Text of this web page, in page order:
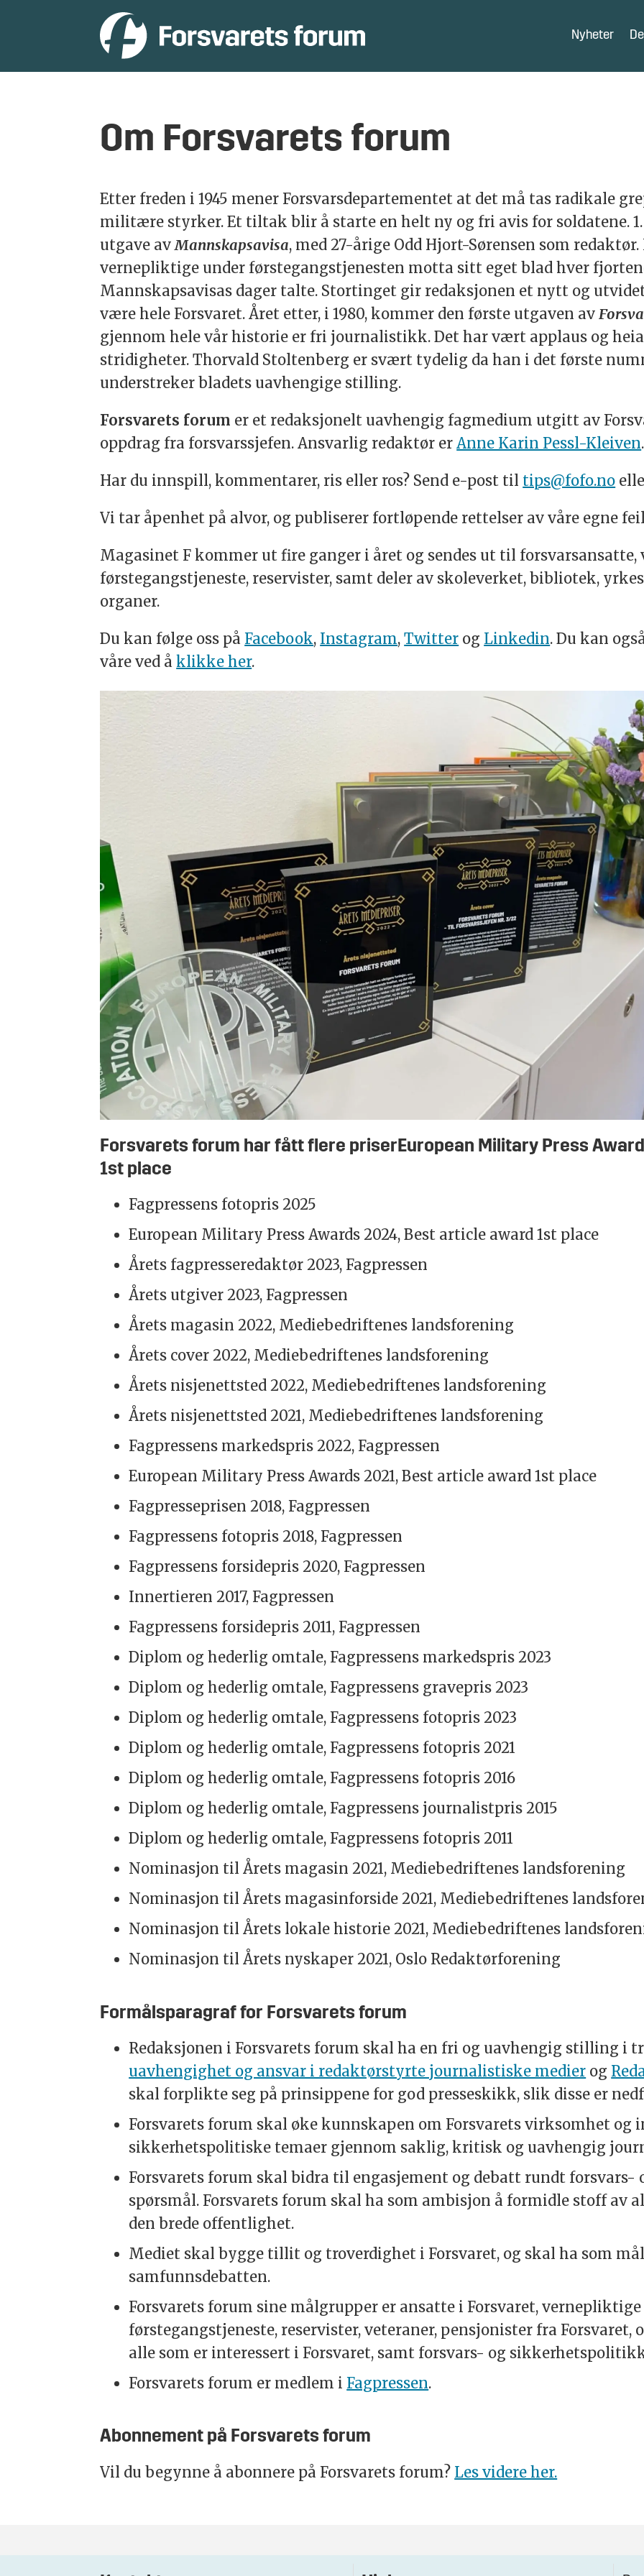
Nyheter
Forsvarets
Forsvarets
Forsvarets forum er et fagblad for og om
Om Forsvarets forum
Etter freden i 1945 mener Forsvarsdepartementet at det må tas radikale
militære styrker. Et tiltak blir å starte en helt ny og fri avis for soldatene. 1.
utgave avMannskapsavisa, med 27-årige Odd Hjort-Sørensen som
vernepliktige under førstegangstjenesten motta sitt eget blad hver
Mannskapsavisas dager talte. Stortinget gir redaksjonen et nytt og
være hele Forsvaret. Året etter, i 1980, kommer den første utgaven av
gjennom hele vår historie er fri journalistikk. Det har vært applaus og
stridigheter. Thorvald Stoltenberg er svært tydelig da han i det første
understreker bladets uavhengige stilling.
Forsvarets forum er et redaksjonelt uavhengig fagmedium utgitt av
oppdrag fra forsvarssjefen. Ansvarlig redaktør erAnne Karin Pessl-Kleiven.
Har du innspill, kommentarer, ris eller ros? Send e-post til tips@fofo.no
Vi tar åpenhet på alvor, og publiserer fortløpende rettelser av våre egne
Magasinet F kommer ut fire ganger i året og sendes ut til
førstegangstjeneste, reservister, samt deler av skoleverket, bibliotek,
organer.
Du kan følge oss påFacebook, Instagram,Twitter og Linkedin. Du kan
våre ved å klikke her.
Forsvarets forum har fått flere priserEuropean Military Press
1st place
Fagpressens fotopris 2025
European Military Press Awards 2024, Best article award 1st place
Årets fagpresseredaktør 2023, Fagpressen
Årets utgiver 2023, Fagpressen
Årets magasin 2022, Mediebedriftenes landsforening
Årets cover 2022, Mediebedriftenes landsforening
Årets nisjenettsted 2022, Mediebedriftenes landsforening
Årets nisjenettsted 2021, Mediebedriftenes landsforening
Fagpressens markedspris 2022, Fagpressen
European Military Press Awards 2021, Best article award 1st place
Fagpresseprisen 2018, Fagpressen
Fagpressens fotopris 2018, Fagpressen
Fagpressens forsidepris 2020, Fagpressen
Innertieren 2017, Fagpressen
Fagpressens forsidepris 2011, Fagpressen
Diplom og hederlig omtale, Fagpressens markedspris 2023
Diplom og hederlig omtale, Fagpressens gravepris 2023
Diplom og hederlig omtale, Fagpressens fotopris 2023
Diplom og hederlig omtale, Fagpressens fotopris 2021
Diplom og hederlig omtale, Fagpressens fotopris 2016
Diplom og hederlig omtale, Fagpressens journalistpris 2015
Diplom og hederlig omtale, Fagpressens fotopris 2011
Nominasjon til Årets magasin 2021, Mediebedriftenes landsforening
Nominasjon til Årets magasinforside 2021, Mediebedriftenes
Nominasjon til Årets lokale historie 2021, Mediebedriftenes
Nominasjon til Årets nyskaper 2021, Oslo Redaktørforening
Formålsparagraf for Forsvarets forum
Redaksjonen i Forsvarets forum skal ha en fri og uavhengig stilling i
uavhengighet og ansvar i redaktørstyrte journalistiske medier og
skal forplikte seg på prinsippene for god presseskikk, slik disse er
Forsvarets forum skal øke kunnskapen om Forsvarets virksomhet og
sikkerhetspolitiske temaer gjennom saklig, kritisk og uavhengig
Forsvarets forum skal bidra til engasjement og debatt rundt
spørsmål. Forsvarets forum skal ha som ambisjon å formidle stoff av
den brede offentlighet.
Mediet skal bygge tillit og troverdighet i Forsvaret, og skal ha som
samfunnsdebatten.
Forsvarets forum sine målgrupper er ansatte i Forsvaret,
førstegangstjeneste, reservister, veteraner, pensjonister fra
alle som er interessert i Forsvaret, samt forsvars- og
Forsvarets forum er medlem iFagpressen.
Abonnement på Forsvarets forum
Vil du begynne å abonnere på Forsvarets forum? Les videre her.